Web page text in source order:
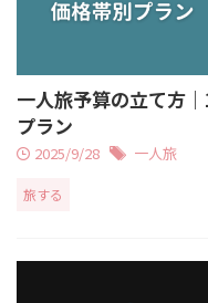
一人旅予算の立て方
プラン
2025/9/28 一人旅
旅する